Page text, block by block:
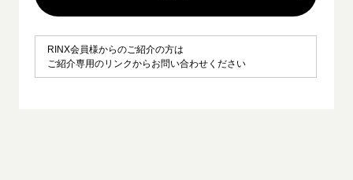
RINX会員様からのご紹介の方は
ご紹介専用のリンクからお問い合わせください